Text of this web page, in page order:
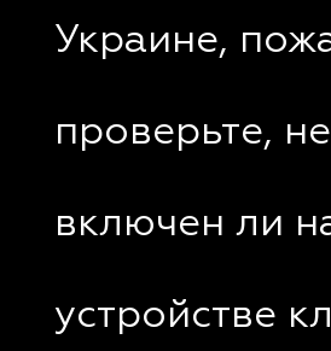
Украине,
проверьте, не
включен ли
устройстве